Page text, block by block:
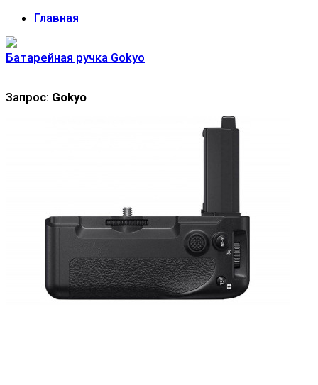
Главная
Батарейная ручка Gokyo
Запрос: Gokyo